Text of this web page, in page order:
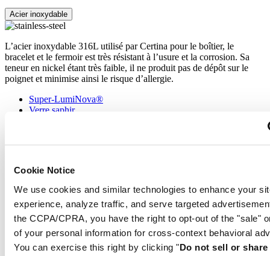
Cookie Notice
We use cookies and similar technologies to enhance your
experience, analyze traffic, and serve targeted
the CCPA/CPRA, you have the right to opt-out of the "sale"
of your personal information for cross-context behavioral
You can exercise this right by clicking "Do not sell or share
Acier inoxydable
L’acier inoxydable 316L utilisé par Certina pour le boîtier, le
bracelet et le fermoir est très résistant à l’usure et la corrosion. Sa
teneur en nickel étant très faible, il ne produit pas de dépôt sur le
poignet et minimise ainsi le risque d’allergie.
Super-LumiNova®
Verre saphir
aux propriétés phosphorescentes. Dans l’obscurité, le SLN BG W9
lueur bleue. Totalement inoffensif pour la santé, le SLN est appliqué
sur les aiguilles, les index et la lunette. Il perd progressivement sa
phosphorescence dans l’obscurité, mais se recharge
automatiquement sous la lumière.